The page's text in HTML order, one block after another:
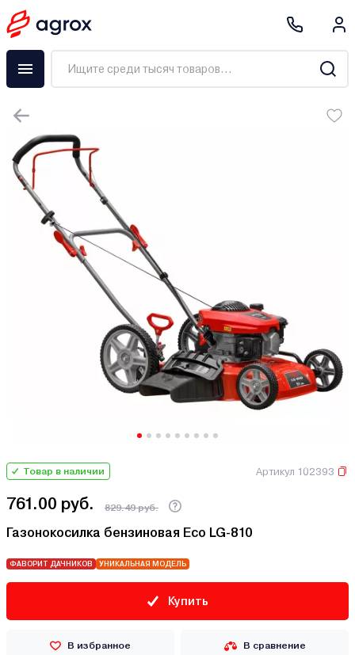
Товар в наличии Артикул 102393
761.00 руб. 829.49 руб.
Газонокосилка бензиновая Eco LG-810
ФАВОРИТ ДАЧНИКОВ УНИКАЛЬНАЯ МОДЕЛЬ
Купить
В избранное В сравнение